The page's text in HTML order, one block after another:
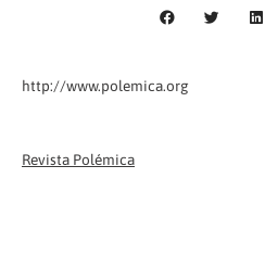
http://www.polemica.org
Revista Polémica